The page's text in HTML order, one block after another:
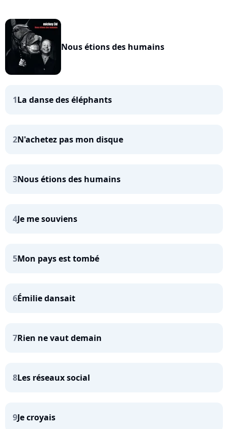
Nous étions des humains
1La danse des éléphants
2N'achetez pas mon disque
3Nous étions des humains
4Je me souviens
5Mon pays est tombé
6Émilie dansait
7Rien ne vaut demain
8Les réseaux social
9Je croyais